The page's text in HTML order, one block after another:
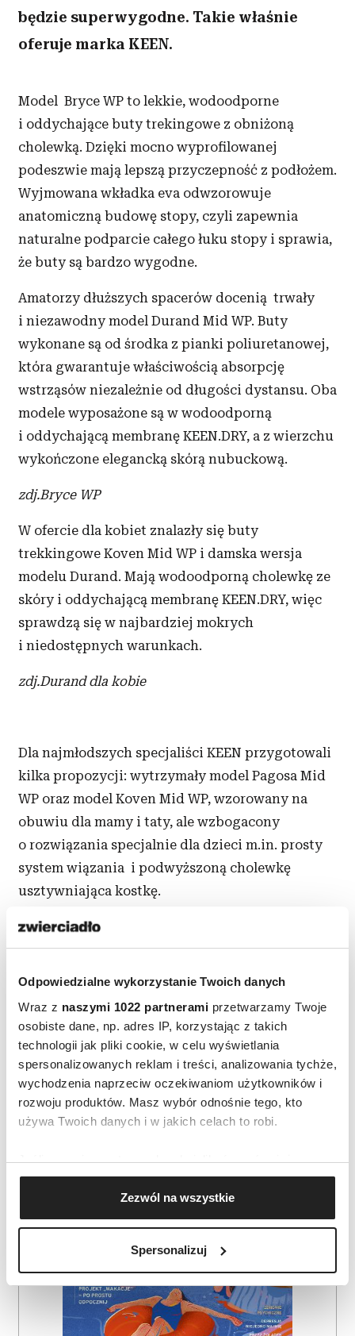
Odpowiedzialne wykorzystanie Twoich danych
Wraz z naszymi 1022 partnerami przetwarzamy Twoje
osobiste dane, np. adres IP, korzystając z takich
technologii jak pliki cookie, w celu wyświetlania
spersonalizowanych reklam i treści, analizowania tychże,
wychodzenia naprzeciw oczekiwaniom użytkowników i
rozwoju produktów. Masz wybór odnośnie tego, kto
używa Twoich danych i w jakich celach to robi.
Jeśli wyrazisz na to zgodę, chcielibyśmy również:
Gromadzić dane dotyczące Twojej lokalizacji
geograficznej z dokładnością nawet do kilku metrów
Identyfikować Twoje urządzenie, aktywnie
(fingerprinting, czyli wirtualny odcisk palca)
dane są przetwarzane oraz ustaw własne preferencje w
sekcji szczegółów. W Deklaracji plików cookie możesz
Zezwól na wszystkie
Spersonalizuj
będzie superwygodne. Takie właśnie
oferuje marka KEEN.
Model Bryce WP to lekkie, wodoodporne
i oddychające buty trekingowe z obniżoną
cholewką. Dzięki mocno wyprofilowanej
podeszwie mają lepszą przyczepność z podłożem.
Wyjmowana wkładka eva odwzorowuje
anatomiczną budowę stopy, czyli zapewnia
naturalne podparcie całego łuku stopy i sprawia,
że buty są bardzo wygodne.
Amatorzy dłuższych spacerów docenią trwały
i niezawodny model Durand Mid WP. Buty
wykonane są od środka z pianki poliuretanowej,
która gwarantuje właściwością absorpcję
wstrząsów niezależnie od długości dystansu. Oba
modele wyposażone są w wodoodporną
i oddychającą membranę KEEN.DRY, a z wierzchu
wykończone elegancką skórą nubuckową.
zdj.Bryce WP
W ofercie dla kobiet znalazły się buty
trekkingowe Koven Mid WP i damska wersja
modelu Durand. Mają wodoodporną cholewkę ze
skóry i oddychającą membranę KEEN.DRY, więc
sprawdzą się w najbardziej mokrych
i niedostępnych warunkach.
zdj.Durand dla kobie
Dla najmłodszych specjaliści KEEN przygotowali
kilka propozycji: wytrzymały model Pagosa Mid
WP oraz model Koven Mid WP, wzorowany na
obuwiu dla mamy i taty, ale wzbogacony
o rozwiązania specjalnie dla dzieci m.in. prosty
system wiązania i podwyższoną cholewkę
usztywniająca kostkę.
zdj.Koven Mid WP dla dzieci
AUTOPROMOCJA